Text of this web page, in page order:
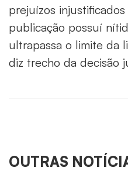
prejuízos injustificados
publicação possuí
ultrapassa o limite da
diz trecho da decisão
OUTRAS